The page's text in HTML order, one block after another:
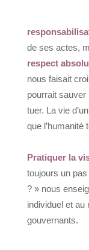
de ses actes,
respect
nous faisait
pourrait sauver
tuer. La vie
que l’humanité
Pratiquer la
toujours un
? » nous
individuel et au
gouvernants.